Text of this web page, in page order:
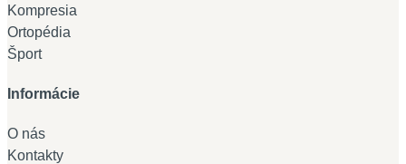
Kompresia
Ortopédia
Šport
Informácie
O nás
Kontakty